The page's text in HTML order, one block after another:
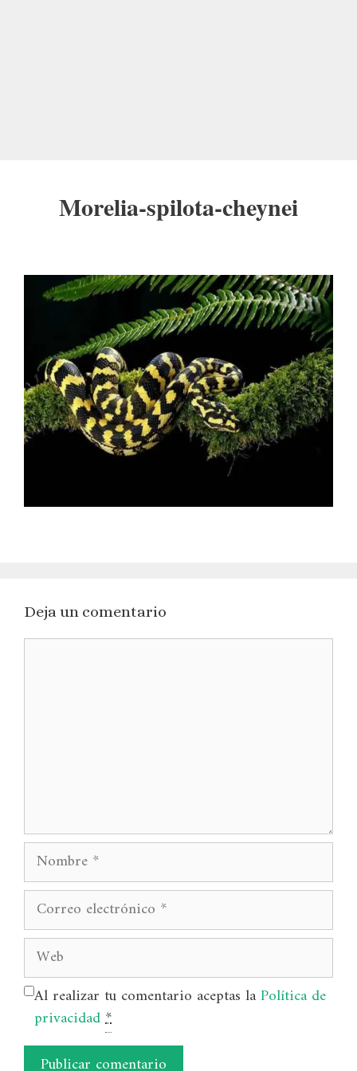
Morelia-spilota-cheynei
Deja un comentario
Comentario
Nombre
Correo
electrónico
Web
Al realizar tu comentario aceptas laPolítica de
privacidad*